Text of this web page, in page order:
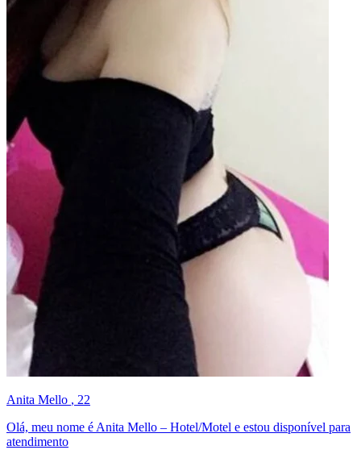
Anita Mello , 22
Olá, meu nome é Anita Mello – Hotel/Motel e estou disponível para
atendimento